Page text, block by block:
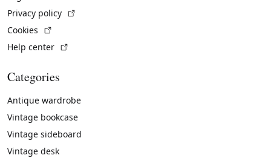
Privacy policy
Cookies
Help center
Categories
Antique wardrobe
Vintage bookcase
Vintage sideboard
Vintage desk